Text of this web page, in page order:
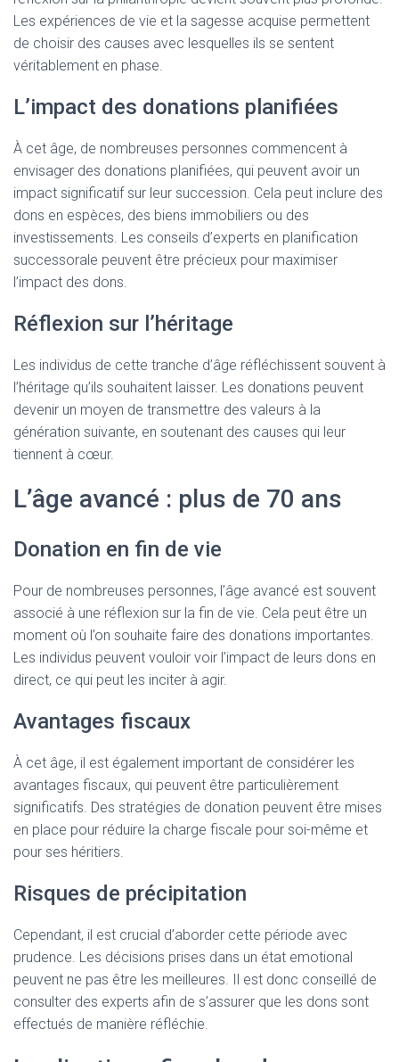
Les expériences de vie et la sagesse acquise permettent
de choisir des causes avec lesquelles ils se sentent
véritablement en phase.
L’impact des donations planifiées
À cet âge, de nombreuses personnes commencent à
envisager des donations planifiées, qui peuvent avoir un
impact significatif sur leur succession. Cela peut inclure des
dons en espèces, des biens immobiliers ou des
investissements. Les conseils d’experts en planification
successorale peuvent être précieux pour maximiser
l’impact des dons.
Réflexion sur l’héritage
Les individus de cette tranche d’âge réfléchissent souvent à
l’héritage qu’ils souhaitent laisser. Les donations peuvent
devenir un moyen de transmettre des valeurs à la
génération suivante, en soutenant des causes qui leur
tiennent à cœur.
L’âge avancé : plus de 70 ans
Donation en fin de vie
Pour de nombreuses personnes, l’âge avancé est souvent
associé à une réflexion sur la fin de vie. Cela peut être un
moment où l’on souhaite faire des donations importantes.
Les individus peuvent vouloir voir l’impact de leurs dons en
direct, ce qui peut les inciter à agir.
Avantages fiscaux
À cet âge, il est également important de considérer les
avantages fiscaux, qui peuvent être particulièrement
significatifs. Des stratégies de donation peuvent être mises
en place pour réduire la charge fiscale pour soi-même et
pour ses héritiers.
Risques de précipitation
Cependant, il est crucial d’aborder cette période avec
prudence. Les décisions prises dans un état emotional
peuvent ne pas être les meilleures. Il est donc conseillé de
consulter des experts afin de s’assurer que les dons sont
effectués de manière réfléchie.